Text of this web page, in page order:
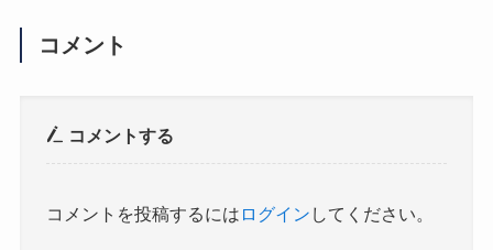
コメント
コメントする
コメントを投稿するには ログイン してください。